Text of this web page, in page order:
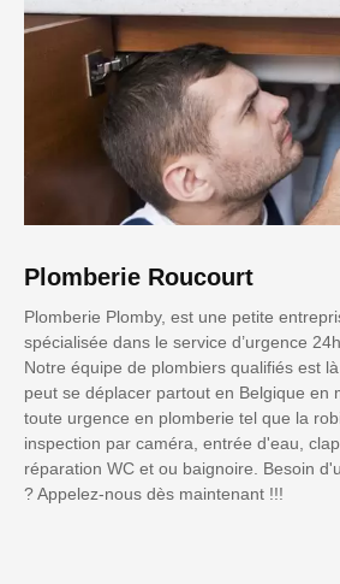
Plomberie Roucourt
Plomberie Plomby, est une petite
spécialisée dans le service d’urgence
Notre équipe de plombiers qualifiés est
peut se déplacer partout en Belgique en
toute urgence en plomberie tel que la
inspection par caméra, entrée d'eau,
réparation WC et ou baignoire. Besoin
? Appelez-nous dès maintenant !!!